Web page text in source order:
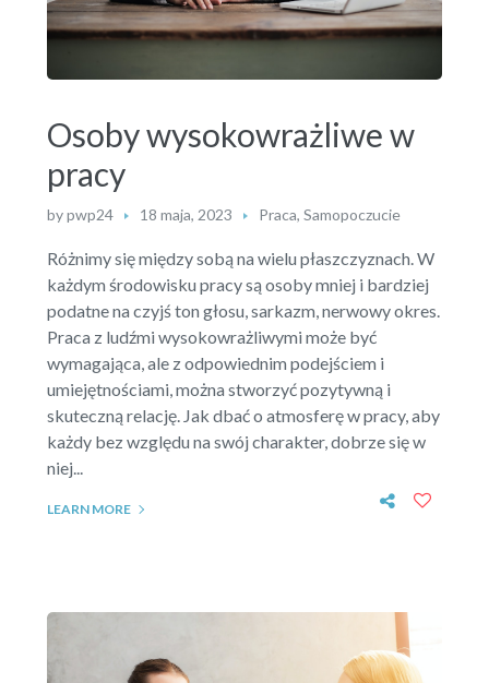
Osoby wysokowrażliwe w
pracy
bypwp24 18 maja, 2023 Praca, Samopoczucie
Różnimy się między sobą na wielu płaszczyznach. W
każdym środowisku pracy są osoby mniej i bardziej
podatne na czyjś ton głosu, sarkazm, nerwowy okres.
Praca z ludźmi wysokowrażliwymi może być
wymagająca, ale z odpowiednim podejściem i
umiejętnościami, można stworzyć pozytywną i
skuteczną relację. Jak dbać o atmosferę w pracy, aby
każdy bez względu na swój charakter, dobrze się w
niej...
LEARN MORE